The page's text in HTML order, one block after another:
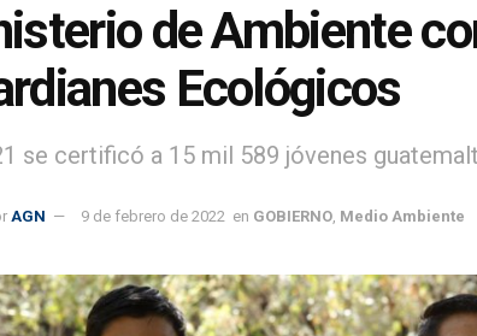
de Ambiente
Ecológicos
se certificó a 15 mil 589 jóvenes
AGN 9 de febrero de 2022 en GOBIERNO Medio Ambiente